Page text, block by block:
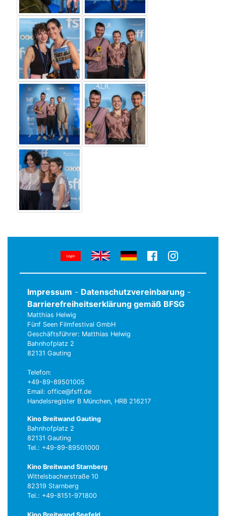
Impressum - Datenschutzvereinbarung -
Barrierefreiheitserklärung gemäß BFSG
Matthias Helwig
Fünf Seen Filmfestival GmbH
Geschäftsführer: Matthias Helwig
Bahnhofplatz 2
82131 Gauting
Telefon:
+49-89-89501005
Email: office@fsff.de
Handelsregister B München, HRB 216217
Kino Breitwand Gauting
Bahnhofplatz 2
82131 Gauting
Tel.: +49-89-89501000
Kino Breitwand Starnberg
Wittelsbacherstraße 10
82319 Starnberg
Tel.: +49-8151-971800